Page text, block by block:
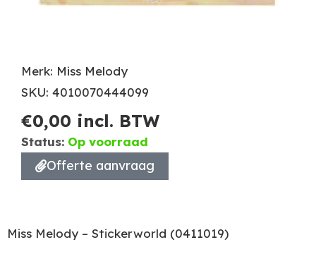
Merk: Miss Melody
SKU: 4010070444099
€0,00 incl. BTW
Status: Op voorraad
Offerte aanvraag
Miss Melody – Stickerworld (0411019)